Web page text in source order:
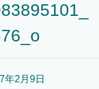
年2月9日